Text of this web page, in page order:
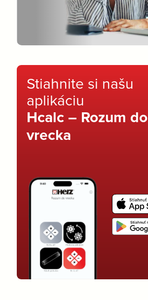
Stiahnite si našu
aplikáciu
Hcalc – Rozum do
vrecka